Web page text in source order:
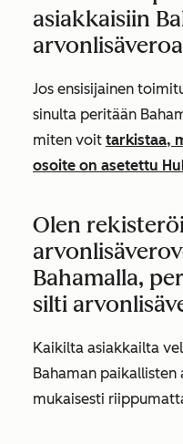
asiakkaisiin
Jos ensisijainen
sinulta peritään
miten voit tarkistaa,
osoite on asetettu
Olen
Bahamalla,
silti
Kaikilta asiakkailta
Bahaman
mukaisesti